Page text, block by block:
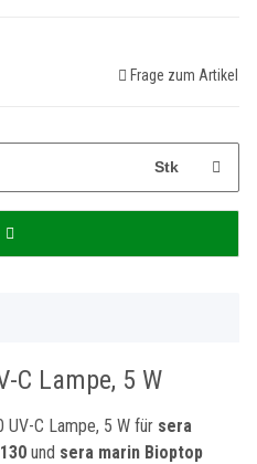
Frage zum Artikel
Stk
C Lampe, 5 W
C Lampe, 5 W für sera
und sera marin Bioptop